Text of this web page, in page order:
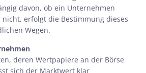
davon, ob ein Unternehmen
erfolgt die Bestimmung dieses
Wegen.
deren Wertpapiere an der Börse
sich der Marktwert klar